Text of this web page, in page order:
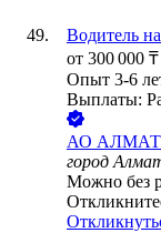
Водитель
от 300 000 ₸
Опыт 3-6
Выплаты:
АО
город
Можно без